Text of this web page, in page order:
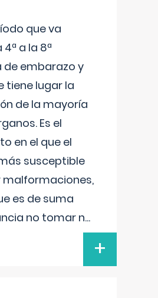
que va
a la 8ª
de embarazo y
tiene lugar la
de la mayoría
Es el
en el que el
susceptible
malformaciones,
es de suma
no tomar n...
+